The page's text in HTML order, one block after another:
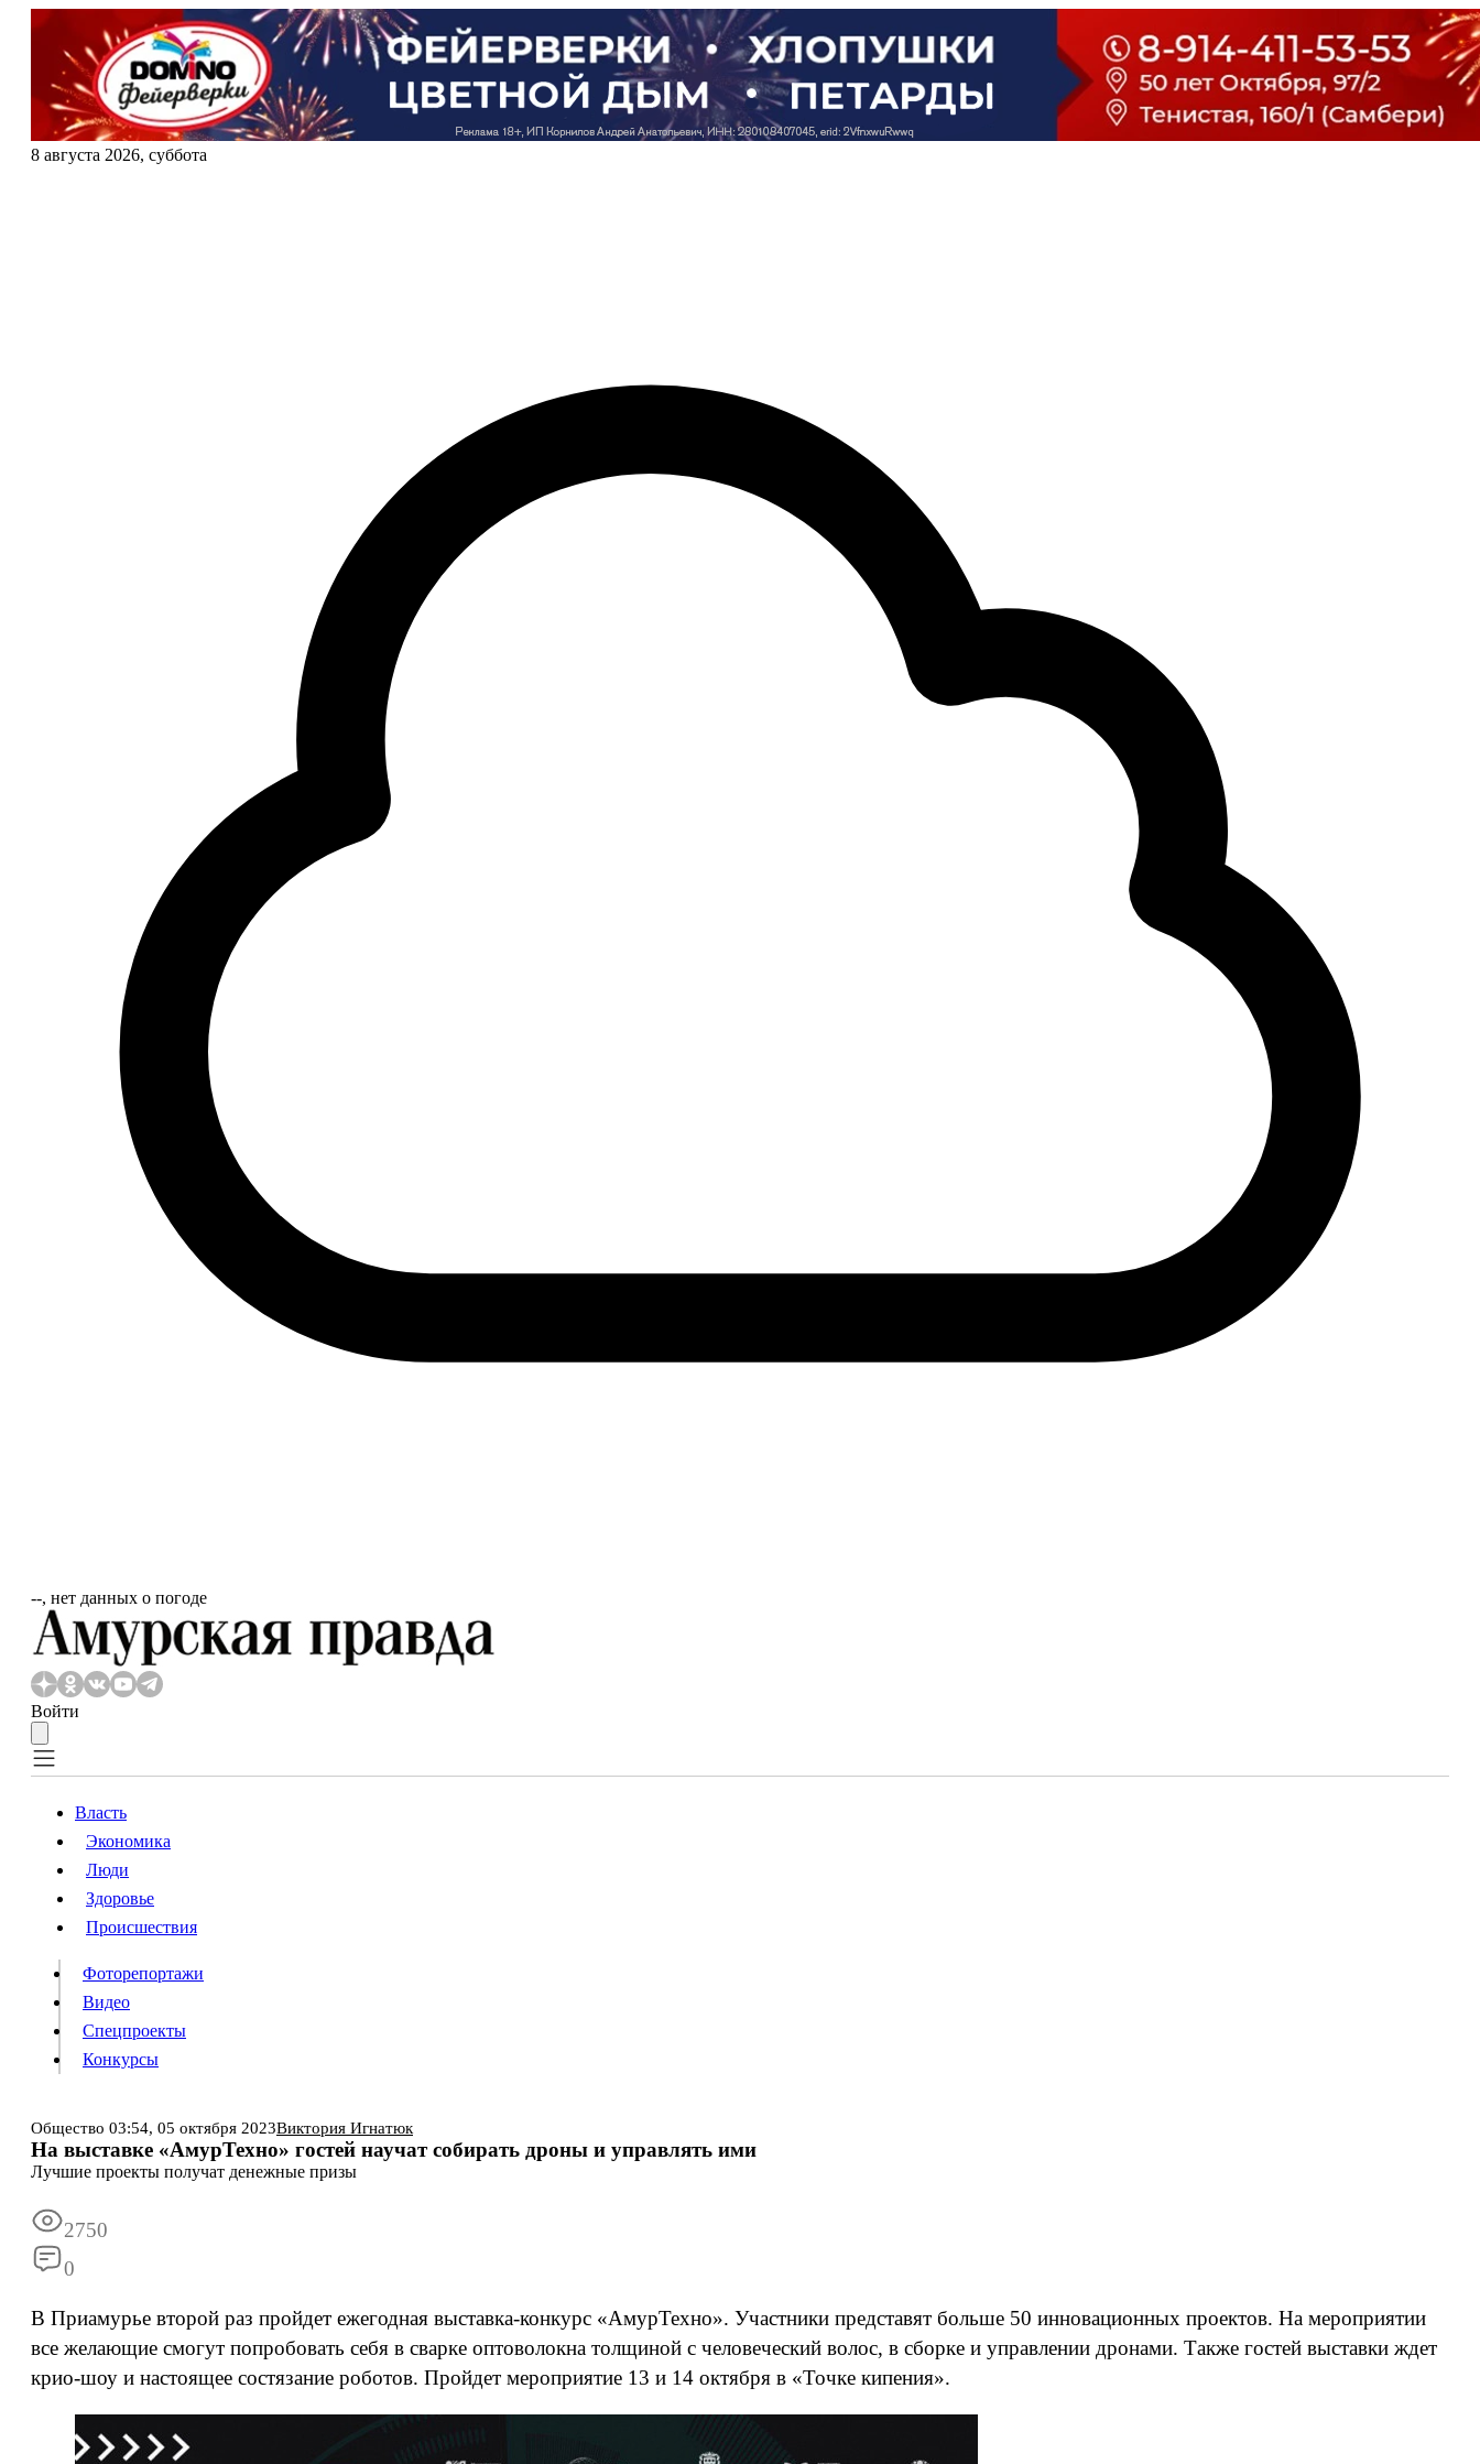
8 августа 2026, суббота
‐‐, нет данных о погоде
Войти
Власть
Происшествия
Видео
Конкурсы
Власть
Экономика
Люди
Здоровье
Происшествия
Фоторепортажи
Видео
Спецпроекты
Конкурсы
Общество 03:54, 05 октября 2023Виктория Игнатюк
На выставке «АмурТехно» гостей научат собирать дроны и управлять ими
Лучшие проекты получат денежные призы
2750
0
В Приамурье второй раз пройдет ежегодная выставка-конкурс «АмурТехно». Участники представят больше 50 инновационных проектов. На мероприятии
все желающие смогут попробовать себя в сварке оптоволокна толщиной с человеческий волос, в сборке и управлении дронами. Также гостей выставки ждет
крио-шоу и настоящее состязание роботов. Пройдет мероприятие 13 и 14 октября в «Точке кипения».